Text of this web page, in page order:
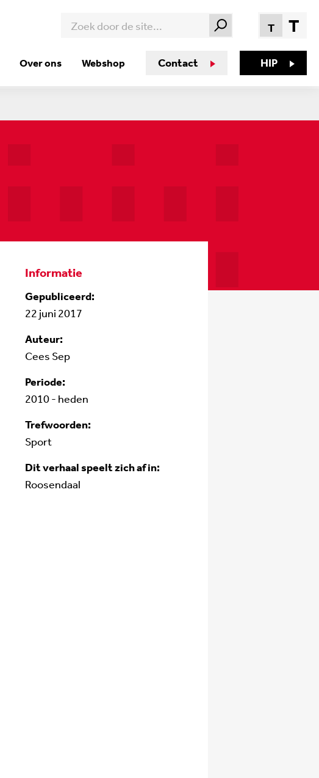
T T
Over ons Webshop Contact HIP
Informatie
Gepubliceerd:
22 juni 2017
Auteur:
Cees Sep
Periode:
2010 - heden
Trefwoorden:
Sport
Dit verhaal speelt zich af in:
Roosendaal